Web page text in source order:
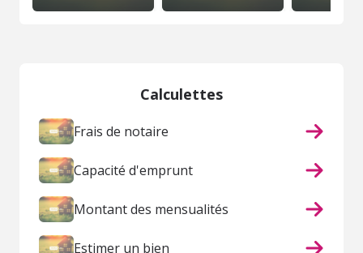
Calculettes
Frais de notaire
Capacité d'emprunt
Montant des mensualités
Estimer un bien